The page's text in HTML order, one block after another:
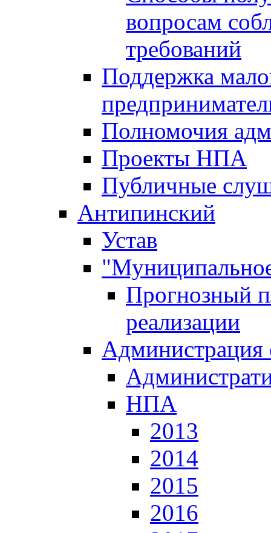
вопросам
требований
Поддержка
Полномочия
Проекты НПА
Публичные
Антипинский
Устав
Прогнозный
реализации
Администрация
НПА
2013
2014
2015
2016